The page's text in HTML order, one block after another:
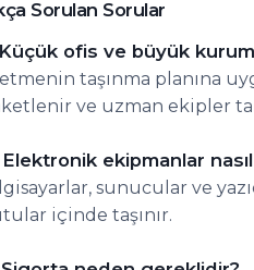
Sorulan Sorular
ofis ve büyük
taşınma planına
ve uzman ekipler
ekipmanlar
sunucular ve
içinde taşınır.